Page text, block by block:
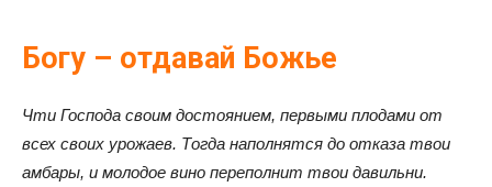
Богу – отдавай Божье
Чти Господа своим достоянием, первыми плодами от
всех своих урожаев. Тогда наполнятся до отказа твои
амбары, и молодое вино переполнит твои давильни.